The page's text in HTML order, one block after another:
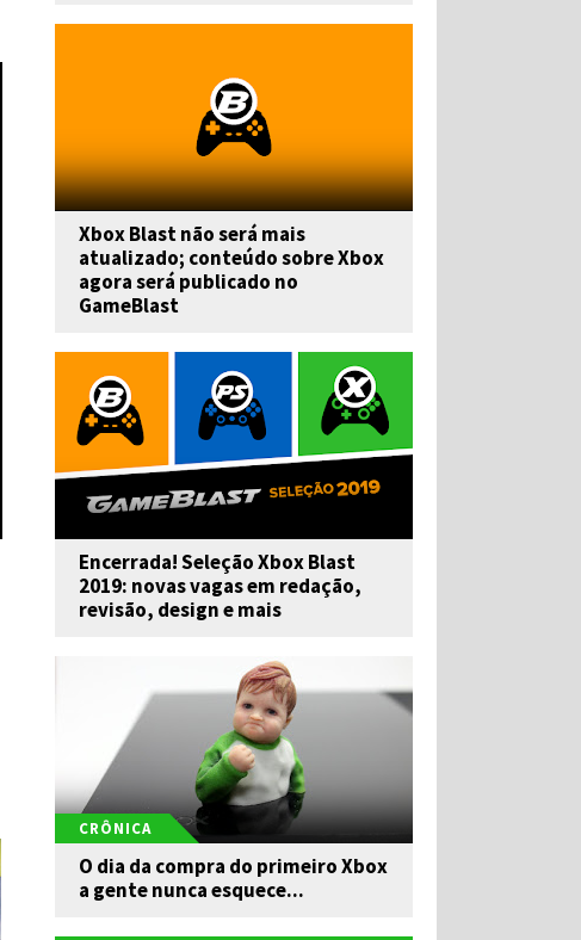
Xbox Blast não será mais
atualizado; conteúdo sobre Xbox
agora será publicado no
GameBlast
Encerrada! Seleção Xbox Blast
2019: novas vagas em redação,
revisão, design e mais
CRÔNICA
O dia da compra do primeiro Xbox
a gente nunca esquece...